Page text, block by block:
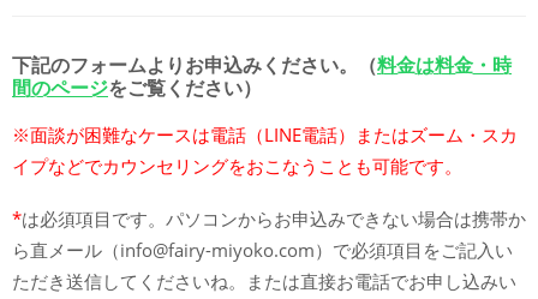
キ
ッ
下記のフォームよりお申込みください。（料金は料金・時
間のページをご覧ください）
※面談が困難なケースは電話（LINE電話）またはズーム・スカ
イプなどでカウンセリングをおこなうことも可能です。
*は必須項目です。パソコンからお申込みできない場合は携帯か
ら直メール（info@fairy-miyoko.com）で必須項目をご記入い
ただき送信してくださいね。または直接お電話でお申し込みい